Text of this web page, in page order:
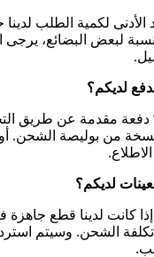
لكمية الطلب لدينا
لبعض البضائع، يرجى
لديكم؟
الدفع: 30% دفعة مقدمة عن
نسخة من بوليصة الشحن.
لديكم؟
إذا كانت لدينا قطع
الشحن. وسيتم